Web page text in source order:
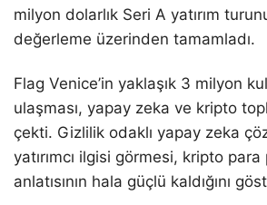
milyon dolarlık Seri A yatırım
değerleme üzerinden tamamladı.
Flag Venice’in yaklaşık 3 milyon
ulaşması, yapay zeka ve kripto
çekti. Gizlilik odaklı yapay zeka
yatırımcı ilgisi görmesi, kripto para
anlatısının hala güçlü kaldığını